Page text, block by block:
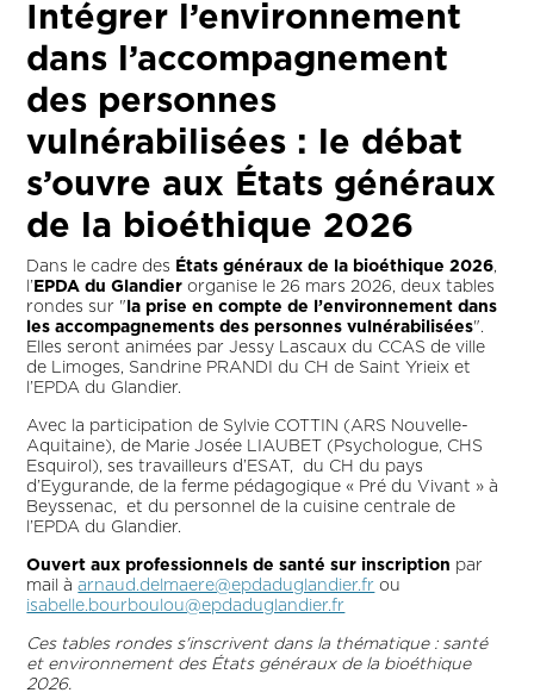
Intégrer l’environnement
dans l’accompagnement
des personnes
vulnérabilisées : le débat
s’ouvre aux États généraux
de la bioéthique 2026
Dans le cadre des États généraux de la bioéthique 2026,
l’ EPDA du Glandier organise le 26 mars 2026, deux tables
rondes sur " la prise en compte de l’environnement dans
les accompagnements des personnes vulnérabilisées".
Elles seront animées par Jessy Lascaux du CCAS de ville
de Limoges, Sandrine PRANDI du CH de Saint Yrieix et
l’EPDA du Glandier.
Avec la participation de Sylvie COTTIN (ARS Nouvelle-
Aquitaine), de Marie Josée LIAUBET (Psychologue, CHS
Esquirol), ses travailleurs d’ESAT, du CH du pays
d’Eygurande, de la ferme pédagogique « Pré du Vivant » à
Beyssenac, et du personnel de la cuisine centrale de
l’EPDA du Glandier.
Ouvert aux professionnels de santé sur inscription par
mail àarnaud.delmaere@epdaduglandier.fr ou
isabelle.bourboulou@epdaduglandier.fr
Ces tables rondes s'inscrivent dans la thématique : santé
et environnement des États généraux de la bioéthique
2026.